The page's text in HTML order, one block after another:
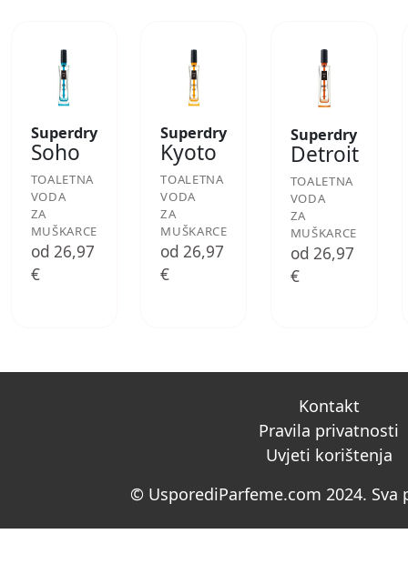
Superdry
Soho
TOALETNA
VODA
ZA
MUŠKARCE
od 26,97
€
Superdry
Kyoto
TOALETNA
VODA
ZA
MUŠKARCE
od 26,97
€
Superdry
Detroit
TOALETNA
VODA
ZA
MUŠKARCE
od 26,97
€
Kontakt
Pravila privatnosti
Uvjeti korištenja
© UsporediParfeme.com 2024. Sva